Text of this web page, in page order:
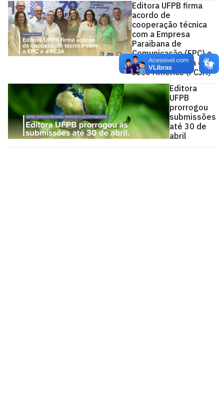
Editora UFPB firma
acordo de
cooperação técnica
com a Empresa
Paraibana de
Comunicação (EPC) e
a Fundação Casa de
José Américo (FCJA)
Editora
UFPB
prorrogou
submissões
até 30 de
abril